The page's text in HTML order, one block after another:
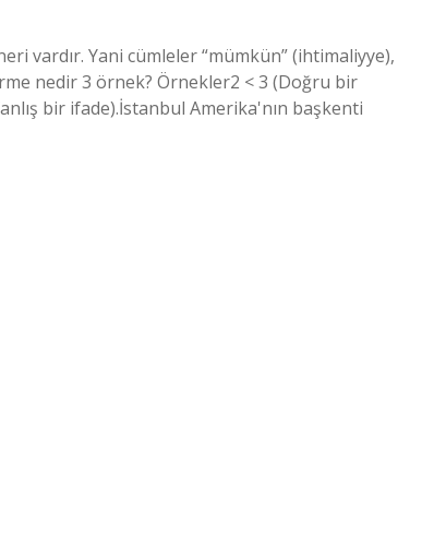
vardır. Yani cümleler “mümkün” (ihtimaliyye),
nedir 3 örnek? Örnekler2 < 3 (Doğru bir
bir ifade).İstanbul Amerika'nın başkenti